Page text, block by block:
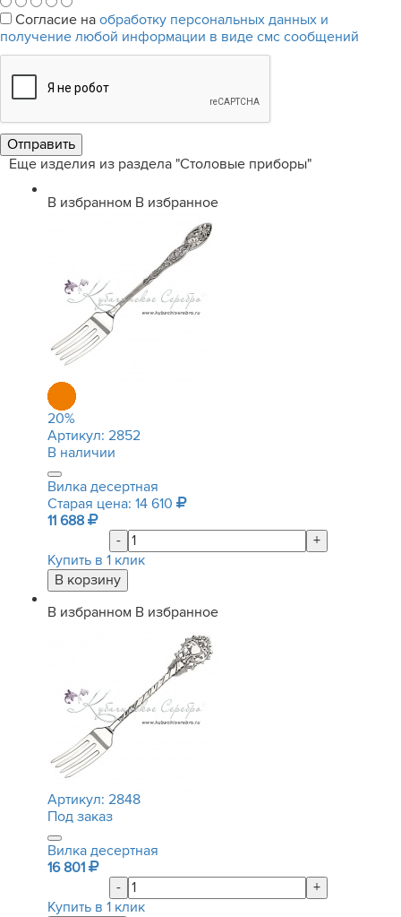
Согласие на обработку персональных данных и
получение любой информации в виде смс сообщений
Еще изделия из раздела "Столовые приборы"
В избранном В избранное
20%
Артикул: 2852
В наличии
Вилка десертная
Старая цена: 14 610
11 688
-
+
Купить в 1 клик
В избранном В избранное
Артикул: 2848
Под заказ
Вилка десертная
16 801
-
+
Купить в 1 клик